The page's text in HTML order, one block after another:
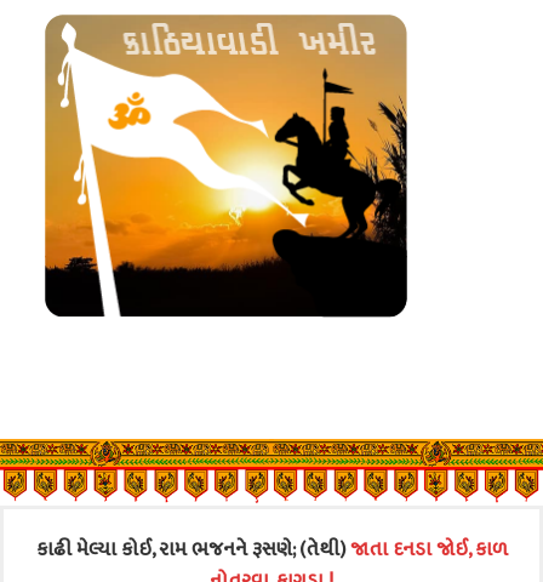
કાઢી મેલ્યા કોઈ, રામ ભજનને રૂસણે; (તેથી)જાતા દનડા જોઈ, કાળ